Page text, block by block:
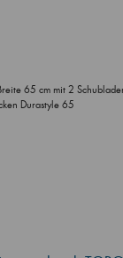
65 cm mit 2
Durastyle 65